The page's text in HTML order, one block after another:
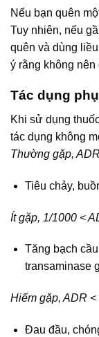
Nếu bạn quên
Tuy nhiên, nếu
quên và dùng
ý rằng không
Tác dụng phụ
Khi sử dụng
tác dụng không
Thường gặp,
Tiêu chảy,
Ít gặp, 1/1000 <
Tăng bạch
transaminase
Hiếm gặp, ADR <
Đau đầu,